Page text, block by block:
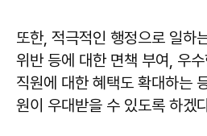
또한, 적극적인 행정으로 일하
위반 등에 대한 면책 부여, 우
직원에 대한 혜택도 확대하는
원이 우대받을 수 있도록 하겠